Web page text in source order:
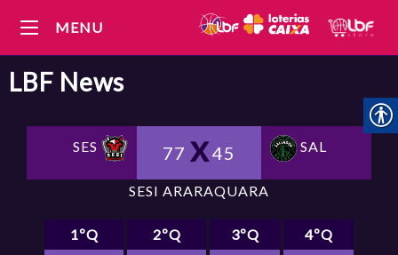
MENU
LBF News
SES 77 45 SAL
SESI ARARAQUARA
1ºQ
2ºQ
3ºQ
4ºQ